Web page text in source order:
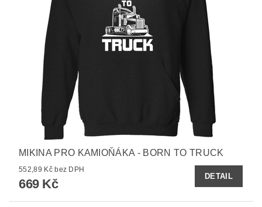
MIKINA PRO KAMIOŇÁKA - BORN TO TRUCK
552,89 Kč bez DPH
669 Kč
DETAIL